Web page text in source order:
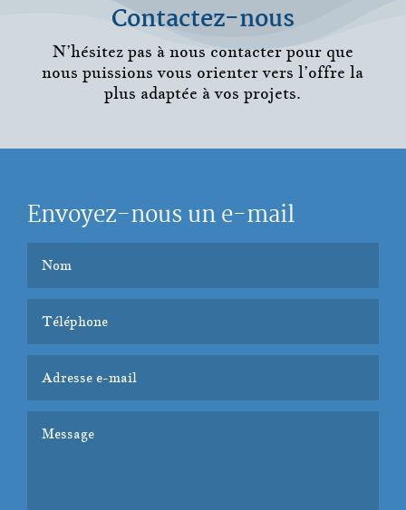
Contactez-nous
N’hésitez pas à nous contacter pour que
nous puissions vous orienter vers l’offre la
plus adaptée à vos projets.
Envoyez-nous un e-mail